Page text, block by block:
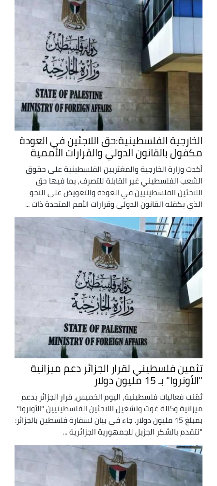
الخارجية الفلسطينية:حق اللاجئين في العودة
مكفول بالقانون الدولي والقرارات الأممية
أكدت وزارة الخارجية والمغتربين الفلسطينية على حقوق
الشعب الفلسطيني غير القابلة للتصرف, بما فيها حق
اللاجئين الفلسطينيين في العودة والتعويض على النحو
الذي يكفله القانون الدولي وقرارات الأمم المتحدة ذات ...
تثمين فلسطيني لقرار الجزائر دعم ميزانية
"الأونروا" بـ 15 مليون دولار
ثمّنت فعاليات فلسطينية، اليوم الخميس، قرار الجزائر بدعم
ميزانية وكالة غوث وتشغيل اللاجئين الفلسطينيين "الأونروا"
بمبلغ 15 مليون دولار. جاء في بيان لسفارة فلسطين بالجزائر:
"نتقدم بالشكر الجزيل للجمهورية الجزائرية ...